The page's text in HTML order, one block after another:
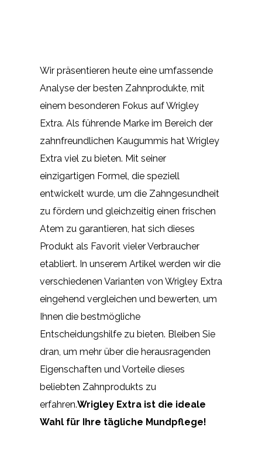
Wir präsentieren heute eine umfassende
Analyse der besten Zahnprodukte, mit
einem besonderen Fokus auf Wrigley
Extra. Als führende Marke im Bereich der
zahnfreundlichen Kaugummis hat Wrigley
Extra viel zu bieten. Mit seiner
einzigartigen Formel, die speziell
entwickelt wurde, um die Zahngesundheit
zu fördern und gleichzeitig einen frischen
Atem zu garantieren, hat sich dieses
Produkt als Favorit vieler Verbraucher
etabliert. In unserem Artikel werden wir die
verschiedenen Varianten von Wrigley Extra
eingehend vergleichen und bewerten, um
Ihnen die bestmögliche
Entscheidungshilfe zu bieten. Bleiben Sie
dran, um mehr über die herausragenden
Eigenschaften und Vorteile dieses
beliebten Zahnprodukts zu
erfahren.Wrigley Extra ist die ideale
Wahl für Ihre tägliche Mundpflege!